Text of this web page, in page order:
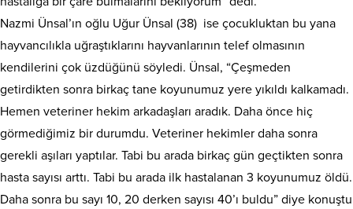
Nazmi Ünsal’ın oğlu Uğur Ünsal (38) ise çocukluktan bu yana
hayvancılıkla uğraştıklarını hayvanlarının telef olmasının
kendilerini çok üzdüğünü söyledi. Ünsal, “Çeşmeden
getirdikten sonra birkaç tane koyunumuz yere yıkıldı kalkamadı.
Hemen veteriner hekim arkadaşları aradık. Daha önce hiç
görmediğimiz bir durumdu. Veteriner hekimler daha sonra
gerekli aşıları yaptılar. Tabi bu arada birkaç gün geçtikten sonra
hasta sayısı arttı. Tabi bu arada ilk hastalanan 3 koyunumuz öldü.
Daha sonra bu sayı 10, 20 derken sayısı 40’ı buldu” diye konuştu